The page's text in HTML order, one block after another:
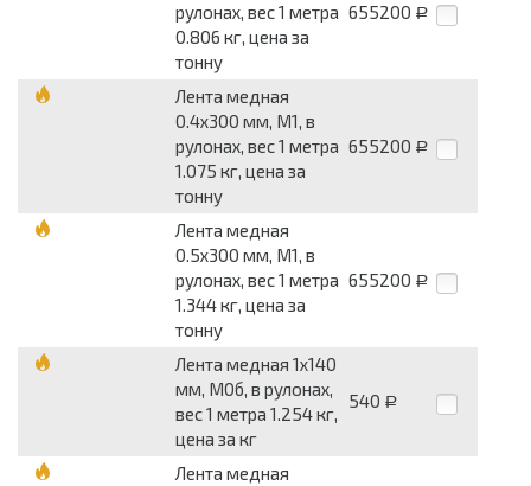
рулонах, вес 1 метра
0.806 кг, цена за
тонну
655200 Р
Лента медная
0.4x300 мм, М1, в
рулонах, вес 1 метра
1.075 кг, цена за
тонну
655200 Р
Лента медная
0.5x300 мм, М1, в
рулонах, вес 1 метра
1.344 кг, цена за
тонну
655200 Р
Лента медная 1x140
мм, М0б, в рулонах,
вес 1 метра 1.254 кг,
цена за кг
540 Р
Лента медная